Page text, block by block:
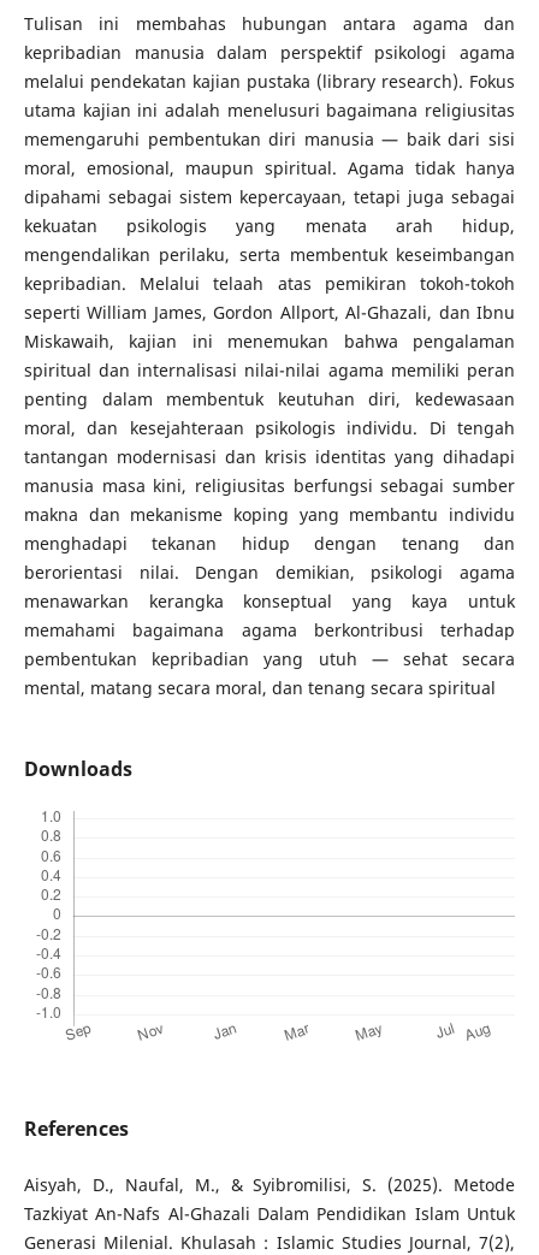
Tulisan ini membahas hubungan antara agama dan
kepribadian manusia dalam perspektif psikologi agama
melalui pendekatan kajian pustaka (library research). Fokus
utama kajian ini adalah menelusuri bagaimana religiusitas
memengaruhi pembentukan diri manusia — baik dari sisi
moral, emosional, maupun spiritual. Agama tidak hanya
dipahami sebagai sistem kepercayaan, tetapi juga sebagai
kekuatan psikologis yang menata arah hidup,
mengendalikan perilaku, serta membentuk keseimbangan
kepribadian. Melalui telaah atas pemikiran tokoh-tokoh
seperti William James, Gordon Allport, Al-Ghazali, dan Ibnu
Miskawaih, kajian ini menemukan bahwa pengalaman
spiritual dan internalisasi nilai-nilai agama memiliki peran
penting dalam membentuk keutuhan diri, kedewasaan
moral, dan kesejahteraan psikologis individu. Di tengah
tantangan modernisasi dan krisis identitas yang dihadapi
manusia masa kini, religiusitas berfungsi sebagai sumber
makna dan mekanisme koping yang membantu individu
menghadapi tekanan hidup dengan tenang dan
berorientasi nilai. Dengan demikian, psikologi agama
menawarkan kerangka konseptual yang kaya untuk
memahami bagaimana agama berkontribusi terhadap
pembentukan kepribadian yang utuh — sehat secara
mental, matang secara moral, dan tenang secara spiritual
Downloads
References
Aisyah, D., Naufal, M., & Syibromilisi, S. (2025). Metode
Tazkiyat An-Nafs Al-Ghazali Dalam Pendidikan Islam Untuk
Generasi Milenial. Khulasah : Islamic Studies Journal, 7(2),